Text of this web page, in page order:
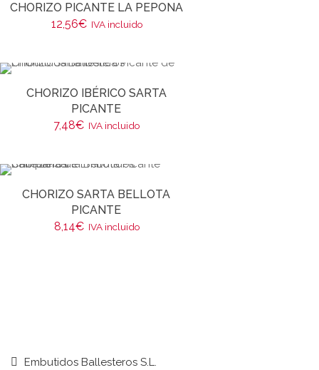
CHORIZO PICANTE LA PEPONA
12,56€ IVA incluido
CHORIZO IBÉRICO SARTA
PICANTE
7,48€ IVA incluido
CHORIZO SARTA BELLOTA
PICANTE
8,14€ IVA incluido
Embutidos Ballesteros S.L.